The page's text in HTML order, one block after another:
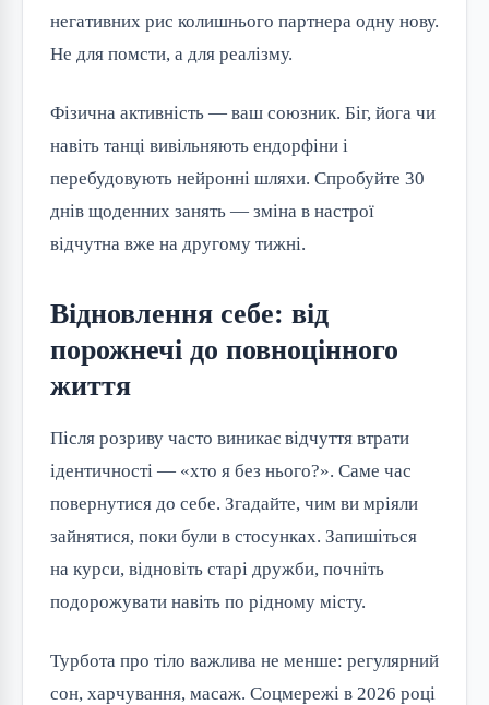
негативних рис колишнього партнера одну нову.
Не для помсти, а для реалізму.
Фізична активність — ваш союзник. Біг, йога чи
навіть танці вивільняють ендорфіни і
перебудовують нейронні шляхи. Спробуйте 30
днів щоденних занять — зміна в настрої
відчутна вже на другому тижні.
Відновлення себе: від
порожнечі до повноцінного
життя
Після розриву часто виникає відчуття втрати
ідентичності — «хто я без нього?». Саме час
повернутися до себе. Згадайте, чим ви мріяли
зайнятися, поки були в стосунках. Запишіться
на курси, відновіть старі дружби, почніть
подорожувати навіть по рідному місту.
Турбота про тіло важлива не менше: регулярний
сон, харчування, масаж. Соцмережі в 2026 році